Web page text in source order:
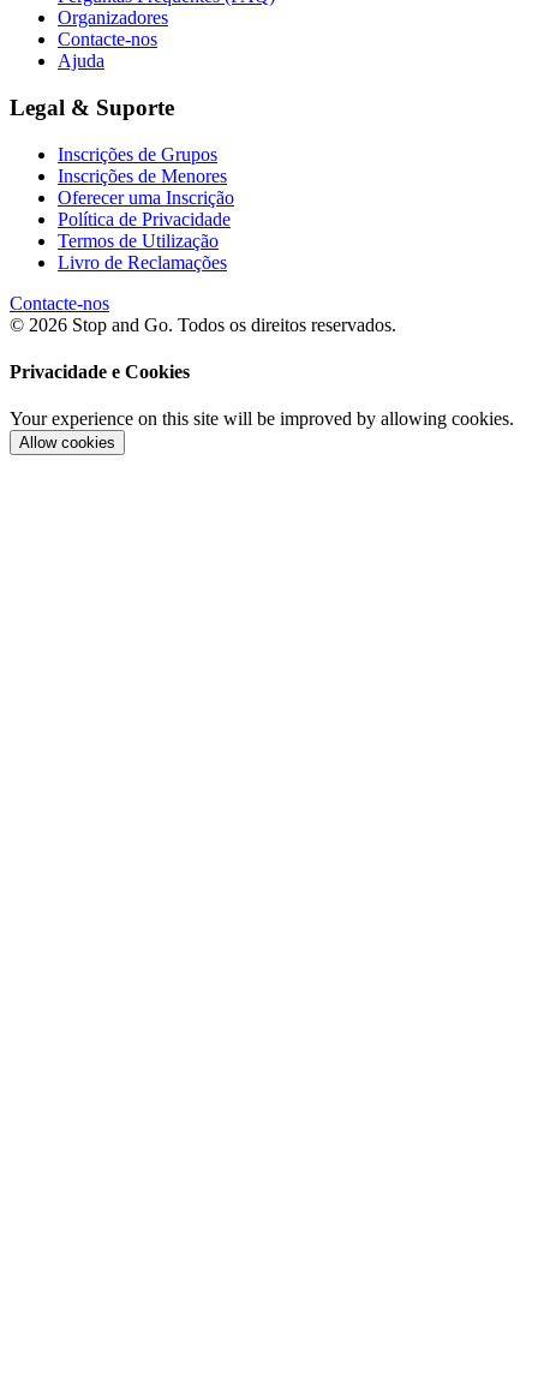
Organizadores
Contacte-nos
Ajuda
Legal & Suporte
Inscrições de Grupos
Inscrições de Menores
Oferecer uma Inscrição
Política de Privacidade
Termos de Utilização
Livro de Reclamações
Contacte-nos
© 2026 Stop and Go. Todos os direitos reservados.
Privacidade e Cookies
Your experience on this site will be improved by allowing cookies.
Allow cookies